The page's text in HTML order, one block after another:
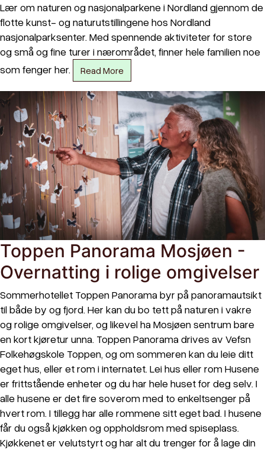
Lær om naturen og nasjonalparkene i Nordland gjennom de
flotte kunst- og naturutstillingene hos Nordland
nasjonalparksenter. Med spennende aktiviteter for store
og små og fine turer i nærområdet, finner hele familien noe
som fenger her.
Read More
Toppen Panorama Mosjøen -
Overnatting i rolige omgivelser
Sommerhotellet Toppen Panorama byr på panoramautsikt
til både by og fjord. Her kan du bo tett på naturen i vakre
og rolige omgivelser, og likevel ha Mosjøen sentrum bare
en kort kjøretur unna. Toppen Panorama drives av Vefsn
Folkehøgskole Toppen, og om sommeren kan du leie ditt
eget hus, eller et rom i internatet. Lei hus eller rom Husene
er frittstående enheter og du har hele huset for deg selv. I
alle husene er det fire soverom med to enkeltsenger på
hvert rom. I tillegg har alle rommene sitt eget bad. I husene
får du også kjøkken og oppholdsrom med spiseplass.
Kjøkkenet er velutstyrt og har alt du trenger for å lage din